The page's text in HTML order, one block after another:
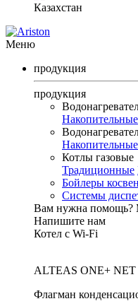
Казахстан
Меню
продукция
продукция
Накопительные
Накопительные
Котлы газовые
Традиционные
Бойлеры
Системы
Вам нужна помощь?
Напишите нам
Котел с Wi-Fi
ALTEAS ONE+ NET
Флагман